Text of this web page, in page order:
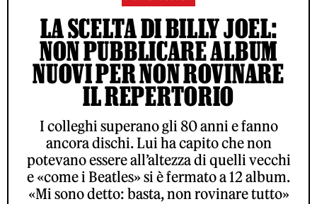
LA SCELTA DI BILLY JOEL:
NON PUBBLICARE ALBUM
NUOVI PER NON ROVINARE
IL REPERTORIO
I colleghi superano gli 80 anni e fanno
ancora dischi. Lui ha capito che non
potevano essere all’altezza di quelli vecchi
e «come i Beatles» si è fermato a 12 album.
«Mi sono detto: basta, non rovinare tutto»